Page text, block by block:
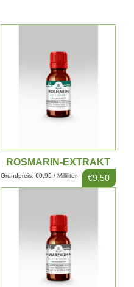
ROSMARIN-EXTRAKT
10ML
€9,50
Grundpreis: €0,95 / Milliliter